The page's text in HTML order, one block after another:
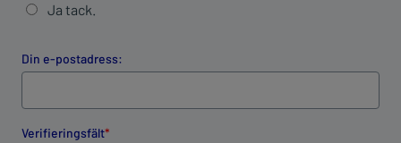
Ja tack.
Din e-postadress:
Verifieringsfält